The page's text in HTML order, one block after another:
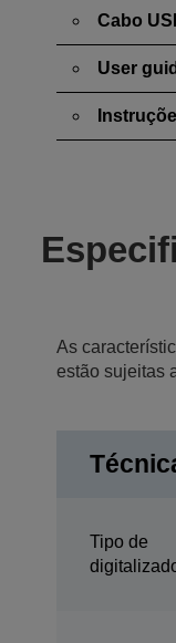
Cabo
User
As
estão sujeitas
Tipo de